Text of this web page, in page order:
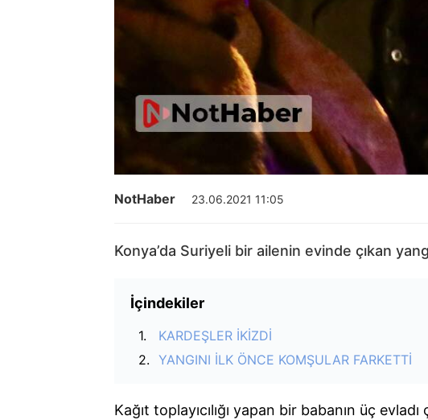
NotHaber 23.06.2021 11:05
Konya’da Suriyeli bir ailenin evinde çıkan
İçindekiler
KARDEŞLER İKİZDİ
YANGINI İLK ÖNCE KOMŞULAR FARKETTİ
Kağıt toplayıcılığı yapan bir babanın üç evladı